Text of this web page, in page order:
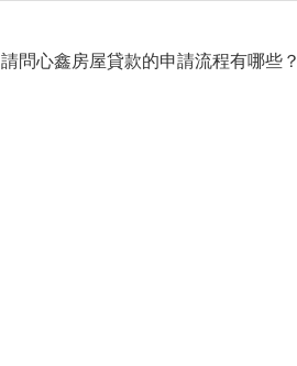
請問心鑫房屋貸款的申請流程有哪些？